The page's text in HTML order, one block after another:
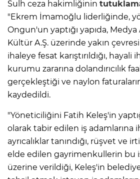
Sulh ceza hakimliğinin
"Ekrem İmamoğlu liderliğinde,
Ongun'un yaptığı yapıda, Medya
Kültür A.Ş. üzerinde yakın çevresi
ihaleye fesat karıştırıldığı,
kurumu zararına dolandırıcılık
gerçekleştiği ve naylon
kaydedildi.
"Yöneticiliğini Fatih Keleş'in
olarak tabir edilen iş adamlarına
ayrıcalıklar tanındığı, rüşvet ve
elde edilen gayrimenkullerin bu
üzerine verildiği, Keleş'in